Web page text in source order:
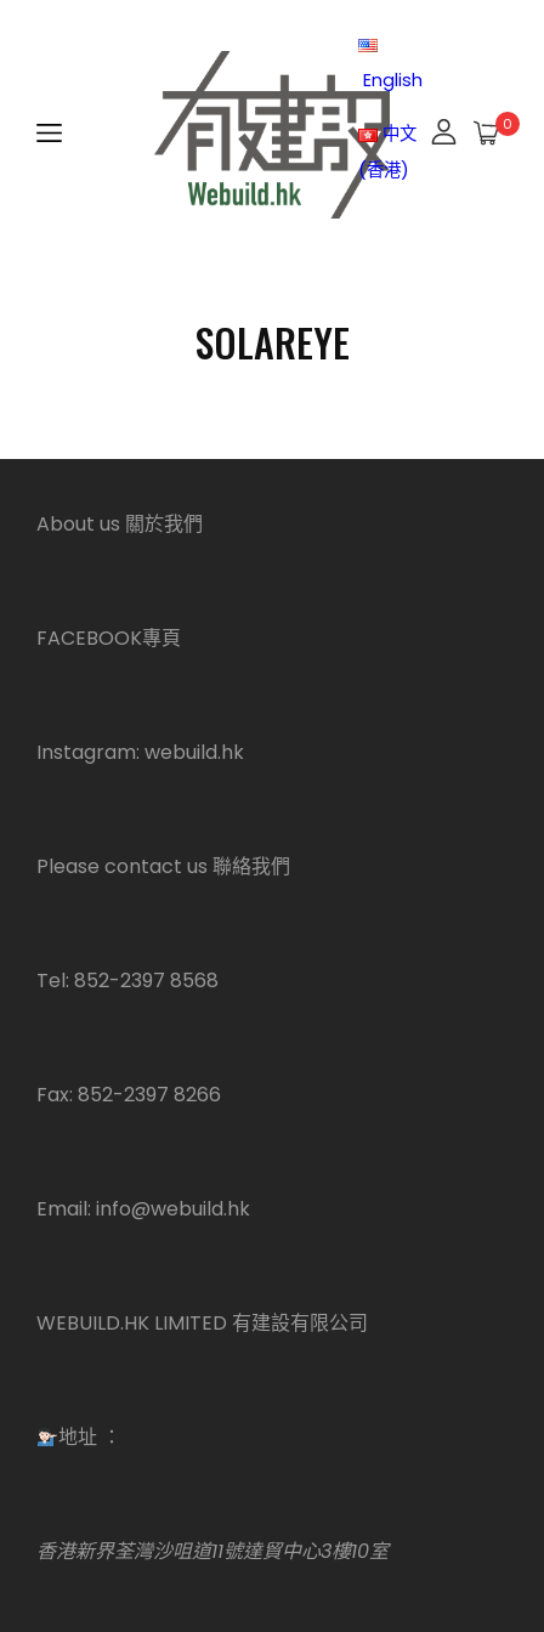
English
中文
(香港)
0
SOLAREYE
About us 關於我們
FACEBOOK專頁
Instagram: webuild.hk
Please contact us 聯絡我們
Tel: 852-2397 8568
Fax: 852-2397 8266
Email: info@webuild.hk
WEBUILD.HK LIMITED 有建設有限公司
地址 ：
香港新界荃灣沙咀道11號達貿中心3樓10室